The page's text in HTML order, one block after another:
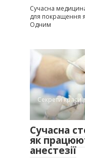
Сучасна
для покращення
Одним
Секрети краси
Сучасна
як
анестезії